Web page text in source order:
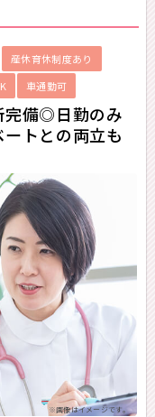
産休育休制度あり
車通勤可
完備◎日勤のみ
トとの両立も
※画像はイメージです。